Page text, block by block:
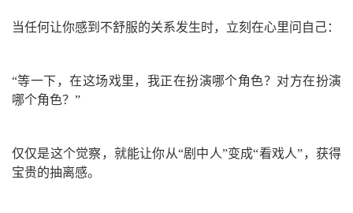
当任何让你感到不舒服的关系发生时，立刻在心里问自己：
“等一下，在这场戏里，我正在扮演哪个角色？对方在扮演
哪个角色？”
仅仅是这个觉察，就能让你从“剧中人”变成“看戏人”，获得
宝贵的抽离感。